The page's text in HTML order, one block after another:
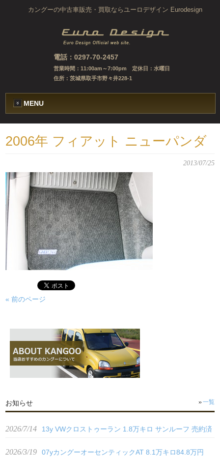
カングーの中古車販売・買取ならユーロデザイン Eurodesign
電話：0297-70-2457
営業時間：11:00am～7:00pm 定休日：水曜日
住所：茨城県取手市野々井228-1
MENU
2006年 フィアット ニューパンダ
2013/07/25
« 前のページ
お知らせ 一覧
2026/7/14 13y VWクロストゥーラン 1.8万キロ サンルーフ 売約済
2026/3/19 07yカングーオーセンティックAT 8.1万キロ84.8万円